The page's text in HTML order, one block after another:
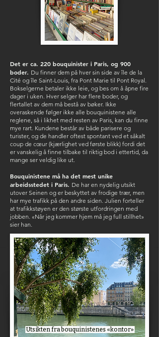
Det er ca. 220 bouquinister i Paris, og 900
boder. Du finner dem på hver sin side av île de la
Cité og île Saint-Louis, fra Pont Marie til Pont Royal.
Bokselgerne betaler ikke leie, og bes om å åpne fire
dager i uken. Hver selger har flere boder, og
flertallet av dem må bestå av bøker. Ikke
overaskende følger ikke alle bouquinistene alle
reglene, så i likhet med resten av Paris, kan du finne
mye rart. Kundene består av både parisere og
turister, og de handler oftest spontant ved et såkalt
coup de cœur (kjærlighet ved første blikk) fordi det
er vanskelig å finne tilbake til riktig bod i ettertid, da
mange ser veldig like ut.
Bouquinistene må ha det mest unike
arbeidsstedet i Paris. De har en nydelig utsikt
utover Seinen og er beskyttet av frodige trær, men
har mye trafikk på den andre siden. Julien forteller
at trafikkstøyen er den største utfordringen med
jobben. «Når jeg kommer hjem må jeg full stillhet»
sier han.
Utsikten fra bouquinistenes «kontor»